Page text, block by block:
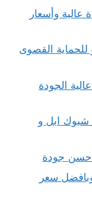
وأسعار
القصوى
الجودة
ابل و
جودة
سعر